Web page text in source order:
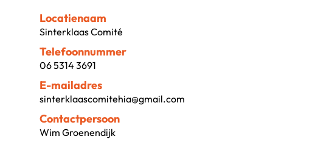
Locatienaam
Sinterklaas Comité
Telefoonnummer
06 5314 3691
E-mailadres
sinterklaascomitehia@gmail.com
Contactpersoon
Wim Groenendijk